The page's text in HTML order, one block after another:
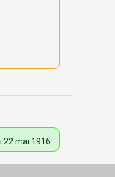
22 mai 1916